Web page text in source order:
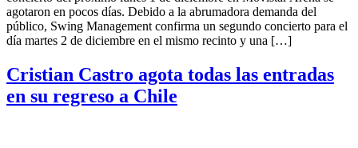
agotaron en pocos días. Debido a la abrumadora demanda del
público, Swing Management confirma un segundo concierto para el
día martes 2 de diciembre en el mismo recinto y una […]
Cristian Castro agota todas las entradas
en su regreso a Chile